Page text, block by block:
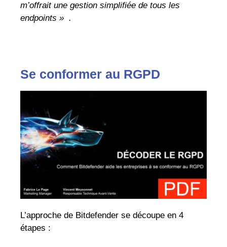
m’offrait une gestion simplifiée de tous les
endpoints » .
Se conformer au RGPD
L’approche de Bitdefender se découpe en 4
étapes :